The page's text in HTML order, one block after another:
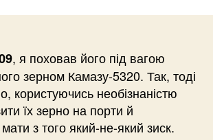
, я поховав його під вагою
зерном Камазу-5320. Так, тоді
користуючись необізнаністю
їх зерно на порти й
з того який-не-який зиск.